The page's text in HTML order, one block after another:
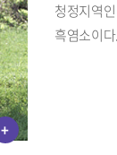
+
청정지역
흑염소이다.